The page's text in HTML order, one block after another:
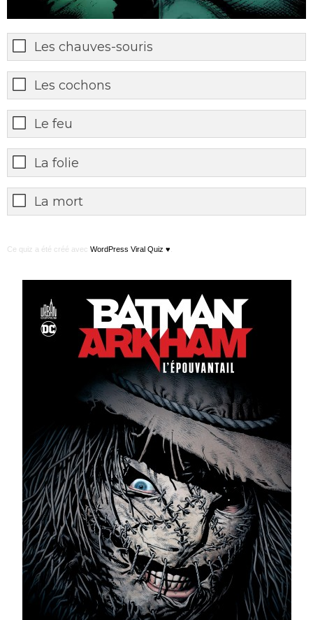
Les chauves-souris
Les cochons
Le feu
La folie
La mort
Ce quiz a été créé avec WordPress Viral Quiz ♥